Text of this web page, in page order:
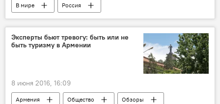
В мире Россия
Эксперты бьют тревогу: быть или не
быть туризму в Армении
8 июня 2016, 16:09
Армения Общество Обзоры